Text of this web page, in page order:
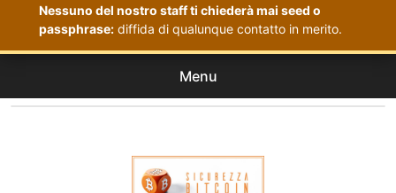
Nessuno del nostro staff ti chiederà mai seed o
passphrase:diffida di qualunque contatto in merito.
Menu